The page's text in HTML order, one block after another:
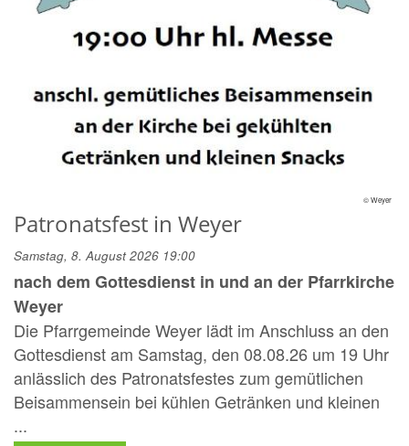
© Weyer
Patronatsfest in Weyer
Samstag, 8. August 2026 19:00
nach dem Gottesdienst in und an der Pfarrkirche
Weyer
Die Pfarrgemeinde Weyer lädt im Anschluss an den
Gottesdienst am Samstag, den 08.08.26 um 19 Uhr
anlässlich des Patronatsfestes zum gemütlichen
Beisammensein bei kühlen Getränken und kleinen
...